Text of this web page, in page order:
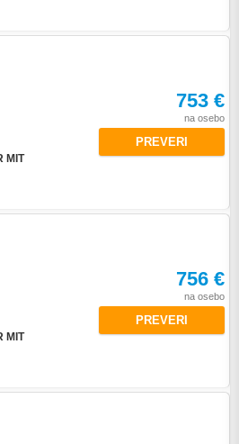
MIT
753 €
na osebo
PREVERI
MIT
756 €
na osebo
PREVERI